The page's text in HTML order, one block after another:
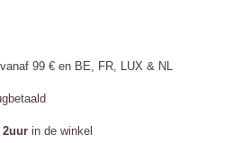
vanaf 99 € en BE, FR, LUX & NL
2uur in de winkel